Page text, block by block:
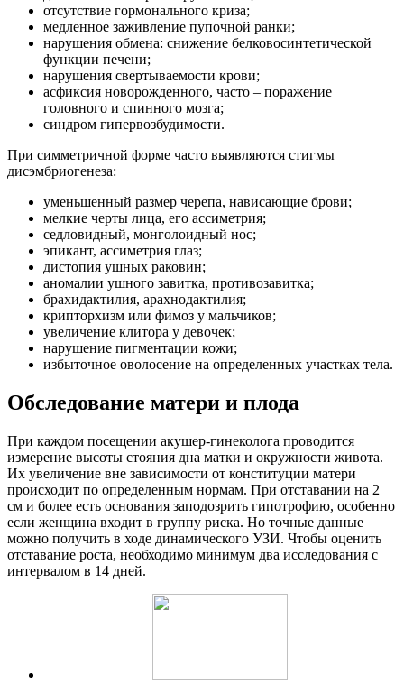
отсутствие гормонального криза;
медленное заживление пупочной ранки;
нарушения обмена: снижение белковосинтетической
функции печени;
нарушения свертываемости крови;
асфиксия новорожденного, часто – поражение
головного и спинного мозга;
синдром гипервозбудимости.
При симметричной форме часто выявляются стигмы
дисэмбриогенеза:
уменьшенный размер черепа, нависающие брови;
мелкие черты лица, его ассиметрия;
седловидный, монголоидный нос;
эпикант, ассиметрия глаз;
дистопия ушных раковин;
аномалии ушного завитка, противозавитка;
брахидактилия, арахнодактилия;
крипторхизм или фимоз у мальчиков;
увеличение клитора у девочек;
нарушение пигментации кожи;
избыточное оволосение на определенных участках тела.
Обследование матери и плода
При каждом посещении акушер-гинеколога проводится
измерение высоты стояния дна матки и окружности живота.
Их увеличение вне зависимости от конституции матери
происходит по определенным нормам. При отставании на 2
см и более есть основания заподозрить гипотрофию, особенно
если женщина входит в группу риска. Но точные данные
можно получить в ходе динамического УЗИ. Чтобы оценить
отставание роста, необходимо минимум два исследования с
интервалом в 14 дней.